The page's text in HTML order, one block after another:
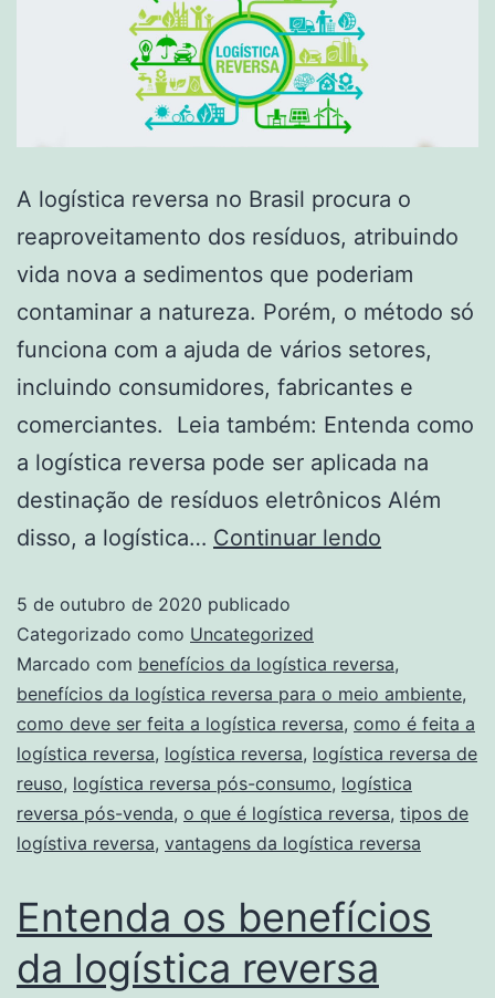
A logística reversa no Brasil procura o
reaproveitamento dos resíduos, atribuindo
vida nova a sedimentos que poderiam
contaminar a natureza. Porém, o método só
funciona com a ajuda de vários setores,
incluindo consumidores, fabricantes e
comerciantes. Leia também: Entenda como
a logística reversa pode ser aplicada na
destinação de resíduos eletrônicos Além
disso, a logística… Continuar lendo
5 de outubro de 2020 publicado
Categorizado como Uncategorized
Marcado com benefícios da logística reversa,
benefícios da logística reversa para o meio ambiente,
como deve ser feita a logística reversa, como é feita a
logística reversa, logística reversa, logística reversa de
reuso, logística reversa pós-consumo, logística
reversa pós-venda, o que é logística reversa, tipos de
logístiva reversa, vantagens da logística reversa
Entenda os benefícios
da logística reversa